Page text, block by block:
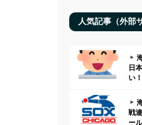
人気記事（外部
日
い
戦
ー